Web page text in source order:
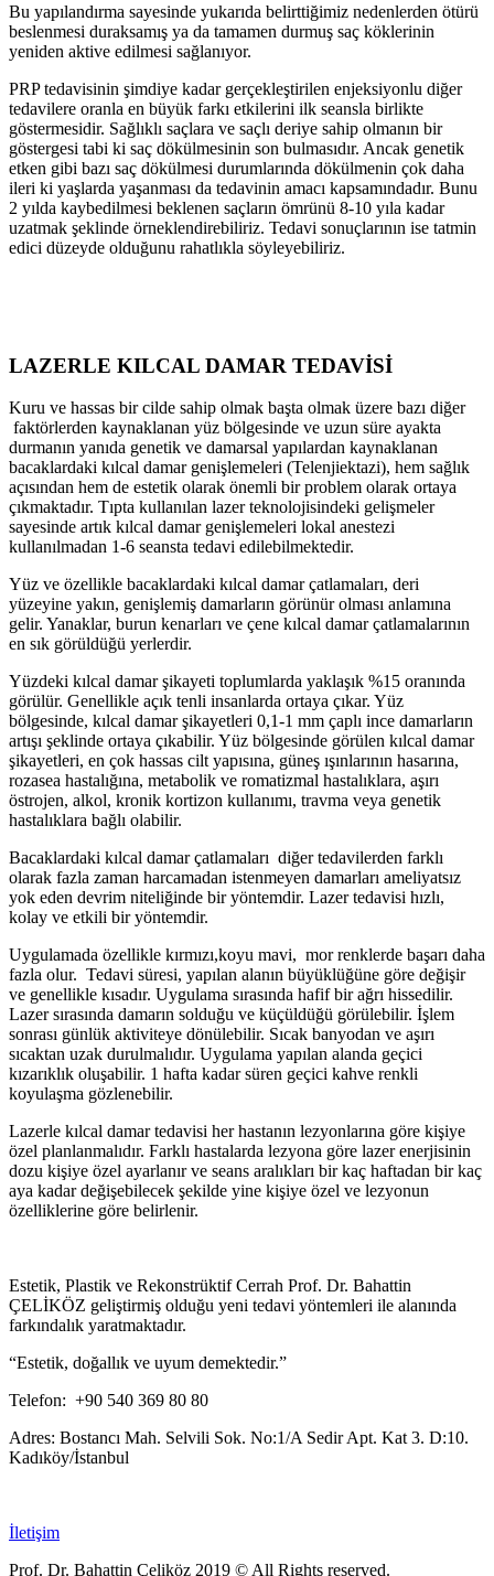
Bu yapılandırma sayesinde yukarıda belirttiğimiz nedenlerden ötürü
beslenmesi duraksamış ya da tamamen durmuş saç köklerinin
yeniden aktive edilmesi sağlanıyor.
PRP tedavisinin şimdiye kadar gerçekleştirilen enjeksiyonlu diğer
tedavilere oranla en büyük farkı etkilerini ilk seansla birlikte
göstermesidir. Sağlıklı saçlara ve saçlı deriye sahip olmanın bir
göstergesi tabi ki saç dökülmesinin son bulmasıdır. Ancak genetik
etken gibi bazı saç dökülmesi durumlarında dökülmenin çok daha
ileri ki yaşlarda yaşanması da tedavinin amacı kapsamındadır. Bunu
2 yılda kaybedilmesi beklenen saçların ömrünü 8-10 yıla kadar
uzatmak şeklinde örneklendirebiliriz. Tedavi sonuçlarının ise tatmin
edici düzeyde olduğunu rahatlıkla söyleyebiliriz.
LAZERLE KILCAL DAMAR TEDAVİSİ
Kuru ve hassas bir cilde sahip olmak başta olmak üzere bazı diğer
faktörlerden kaynaklanan yüz bölgesinde ve uzun süre ayakta
durmanın yanıda genetik ve damarsal yapılardan kaynaklanan
bacaklardaki kılcal damar genişlemeleri (Telenjiektazi), hem sağlık
açısından hem de estetik olarak önemli bir problem olarak ortaya
çıkmaktadır. Tıpta kullanılan lazer teknolojisindeki gelişmeler
sayesinde artık kılcal damar genişlemeleri lokal anestezi
kullanılmadan 1-6 seansta tedavi edilebilmektedir.
Yüz ve özellikle bacaklardaki kılcal damar çatlamaları, deri
yüzeyine yakın, genişlemiş damarların görünür olması anlamına
gelir. Yanaklar, burun kenarları ve çene kılcal damar çatlamalarının
en sık görüldüğü yerlerdir.
Yüzdeki kılcal damar şikayeti toplumlarda yaklaşık %15 oranında
görülür. Genellikle açık tenli insanlarda ortaya çıkar. Yüz
bölgesinde, kılcal damar şikayetleri 0,1-1 mm çaplı ince damarların
artışı şeklinde ortaya çıkabilir. Yüz bölgesinde görülen kılcal damar
şikayetleri, en çok hassas cilt yapısına, güneş ışınlarının hasarına,
rozasea hastalığına, metabolik ve romatizmal hastalıklara, aşırı
östrojen, alkol, kronik kortizon kullanımı, travma veya genetik
hastalıklara bağlı olabilir.
Bacaklardaki kılcal damar çatlamaları diğer tedavilerden farklı
olarak fazla zaman harcamadan istenmeyen damarları ameliyatsız
yok eden devrim niteliğinde bir yöntemdir. Lazer tedavisi hızlı,
kolay ve etkili bir yöntemdir.
Uygulamada özellikle kırmızı,koyu mavi, mor renklerde başarı daha
fazla olur. Tedavi süresi, yapılan alanın büyüklüğüne göre değişir
ve genellikle kısadır. Uygulama sırasında hafif bir ağrı hissedilir.
Lazer sırasında damarın solduğu ve küçüldüğü görülebilir. İşlem
sonrası günlük aktiviteye dönülebilir. Sıcak banyodan ve aşırı
sıcaktan uzak durulmalıdır. Uygulama yapılan alanda geçici
kızarıklık oluşabilir. 1 hafta kadar süren geçici kahve renkli
koyulaşma gözlenebilir.
Lazerle kılcal damar tedavisi her hastanın lezyonlarına göre kişiye
özel planlanmalıdır. Farklı hastalarda lezyona göre lazer enerjisinin
dozu kişiye özel ayarlanır ve seans aralıkları bir kaç haftadan bir kaç
aya kadar değişebilecek şekilde yine kişiye özel ve lezyonun
özelliklerine göre belirlenir.
Estetik, Plastik ve Rekonstrüktif Cerrah Prof. Dr. Bahattin
ÇELİKÖZ geliştirmiş olduğu yeni tedavi yöntemleri ile alanında
farkındalık yaratmaktadır.
“Estetik, doğallık ve uyum demektedir.”
Telefon: +90 540 369 80 80
Adres: Bostancı Mah. Selvili Sok. No:1/A Sedir Apt. Kat 3. D:10.
Kadıköy/İstanbul
İletişim
Prof. Dr. Bahattin Çeliköz 2019 © All Rights reserved.